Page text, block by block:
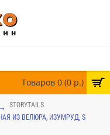
Товаров 0 (0 р.)
STORYTAILS
ИЗ ВЕЛЮРА, ИЗУМРУД, S